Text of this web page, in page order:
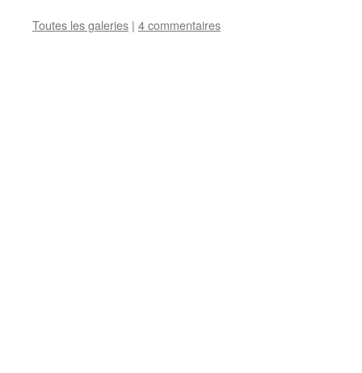
Toutes les galeries | 4 commentaires